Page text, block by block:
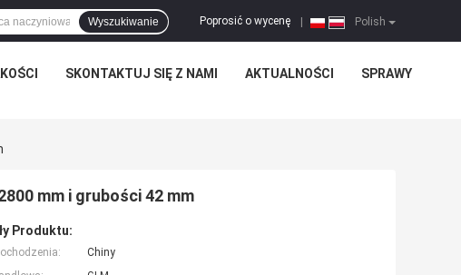
Polish
Poprosić o wycenę
Wyszukiwanie
SKONTAKTUJ SIĘ Z NAMI AKTUALNOŚCI SPRAWY
mm i grubości 42 mm
Produktu:
Chiny